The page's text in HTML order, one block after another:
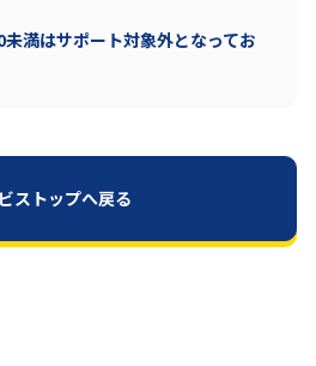
満はサポート対象外となってお
ストップへ戻る